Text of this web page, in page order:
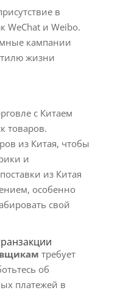
в
WeChat и Weibo.
кампании
жизни
с Китаем
товаров.
из Китая, чтобы
и
из Китая
особенно
свой
требует
об
платежей в